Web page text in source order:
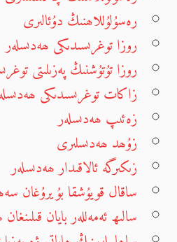
رەسۇلۇللاھنىڭ دۇئالىرى
روزا توغرىسىدىكى ھەدىسلەر
روزا تۇتۇشنىڭ پەزىلىتى
زاكات توغرىسىدىكى
زەئىپ ھەدىسلەر
زۇھد ھەدىسلىرى
زىكىرگە ئالاقىدار ھەدىسلەر
ساقال قويۇشقا بۇيرۇغان
سالىھ ئەمەللەر بايان